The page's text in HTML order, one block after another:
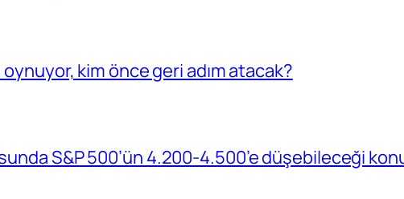
kim önce geri adım atacak?
S&P 500’ün 4.200-4.500’e düşebileceği